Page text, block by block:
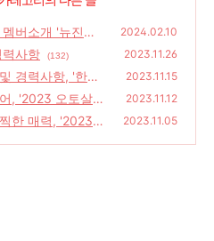
버소개 '뉴진스
월'
(254)
2024.02.10
사항 (132) 2023.11.26
경력사항, '한국
2023.11.15
, '2023 오토살롱
2023.11.12
한 매력, '2023
2023.11.05